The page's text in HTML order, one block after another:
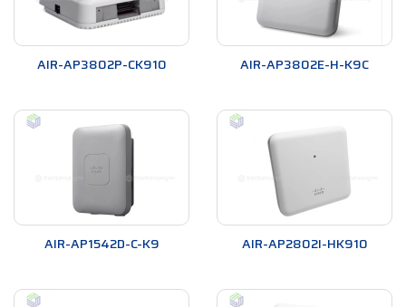
AIR-AP3802P-CK910 AIR-AP3802E-H-K9C
AIR-AP1542D-C-K9 AIR-AP2802I-HK910